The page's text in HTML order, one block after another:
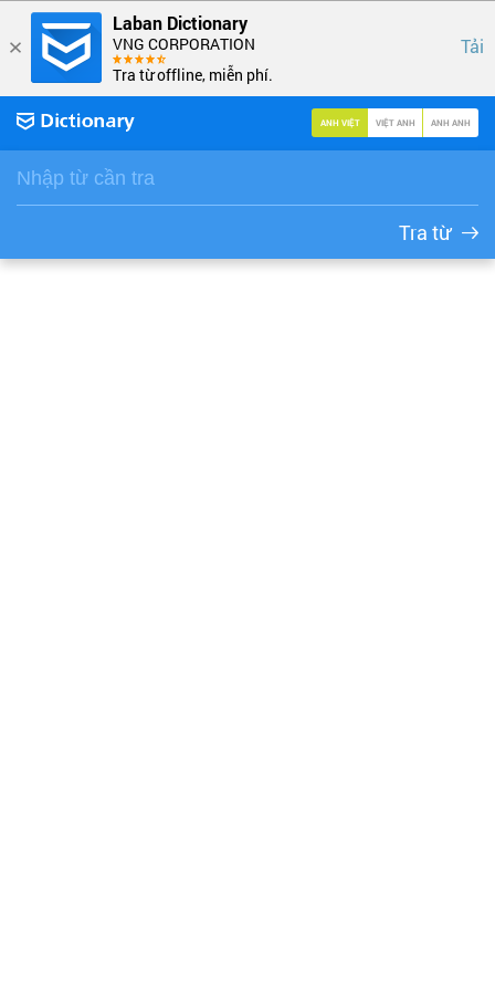
Laban Dictionary
VNG CORPORATION
Tra từ offline, miễn phí.
Tải
ANH VIỆT VIỆT ANH ANH ANH
Tra từ